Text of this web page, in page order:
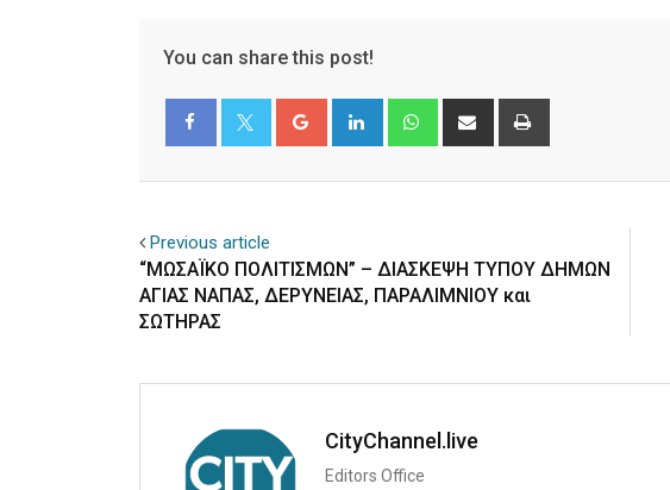
You can share this post!
Google+ LinkedIn WhatsappShare
Previous article
“ΜΩΣΑΪΚΟ ΠΟΛΙΤΙΣΜΩΝ” – ΔΙΑΣΚΕΨΗ ΤΥΠΟΥ ΔΗΜΩΝ
ΑΓΙΑΣ ΝΑΠΑΣ, ΔΕΡΥΝΕΙΑΣ, ΠΑΡΑΛΙΜΝΙΟΥ και
ΣΩΤΗΡΑΣ
CityChannel.live
Editors Office